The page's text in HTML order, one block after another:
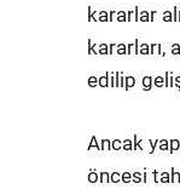
kararlar
kararları,
edilip
Ancak
öncesi